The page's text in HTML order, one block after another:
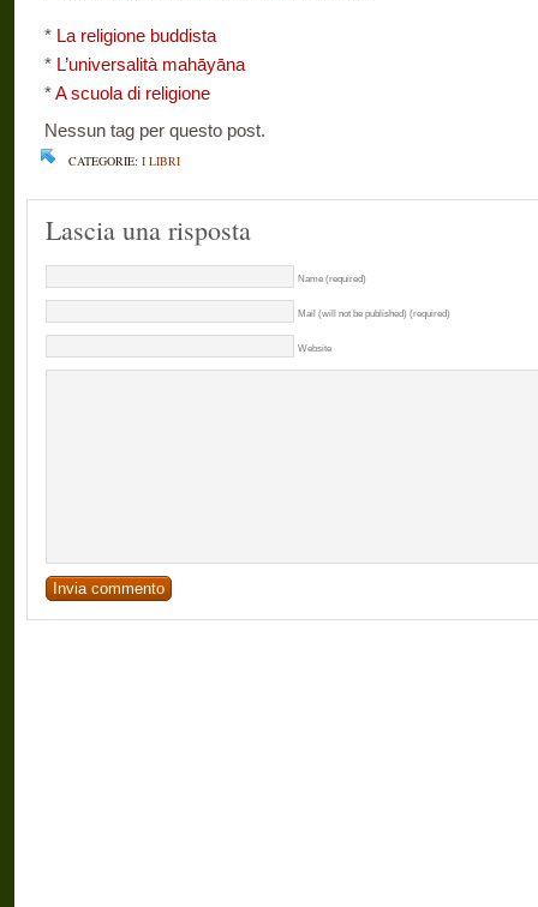
* La religione buddista
* L’universalità mahāyāna
*A scuola di religione
Nessun tag per questo post.
CATEGORIE: I LIBRI
Lascia una risposta
Name (required)
Mail (will not be published) (required)
Website